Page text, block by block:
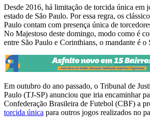
Desde 2016, há limitação de torcida única em
estado de São Paulo. Por essa regra, os
Paulo contam com presença única de
No Majestoso deste domingo, modo como é
entre São Paulo e Corinthians, o mandante é o
Em outubro do ano passado, o Tribunal de
Paulo (TJ-SP) anunciou que iria encaminhar
Confederação Brasileira de Futebol (CBF) a
torcida única para outros jogos realizados no